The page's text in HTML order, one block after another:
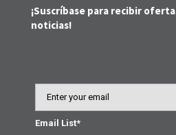
¡Suscríbase para recibir
noticias!
Email List*